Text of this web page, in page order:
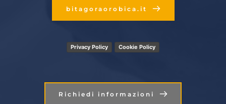
bitagoraorobica.it
Privacy Policy Cookie Policy
Richiedi informazioni